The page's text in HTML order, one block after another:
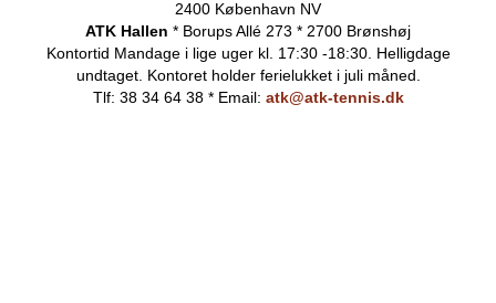
2400 København NV
ATK Hallen * Borups Allé 273 * 2700 Brønshøj
Kontortid Mandage i lige uger kl. 17:30 -18:30. Helligdage
undtaget.
Kontoret holder ferielukket i juli måned.
Tlf: 38 34 64 38 * Email: atk@atk-tennis.dk